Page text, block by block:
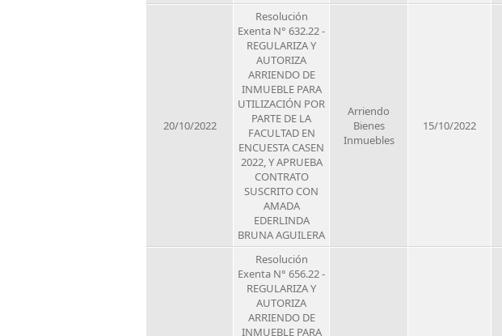
20/10/2022
Resolución
Exenta N° 632.22 -
REGULARIZA Y
AUTORIZA
ARRIENDO DE
INMUEBLE PARA
UTILIZACIÓN POR
PARTE DE LA
FACULTAD EN
ENCUESTA CASEN
2022, Y APRUEBA
CONTRATO
SUSCRITO CON
AMADA
EDERLINDA
BRUNA AGUILERA
Arriendo
Bienes
Inmuebles
15/10/2022
Resolución
Exenta N° 656.22 -
REGULARIZA Y
AUTORIZA
ARRIENDO DE
INMUEBLE PARA